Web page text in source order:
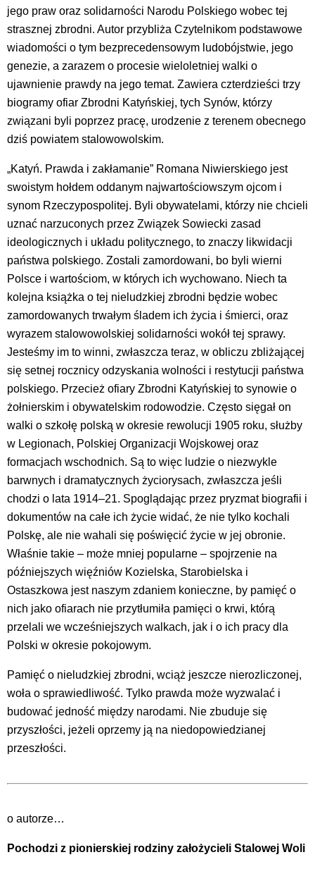
jego praw oraz solidarności Narodu Polskiego wobec tej
strasznej zbrodni. Autor przybliża Czytelnikom podstawowe
wiadomości o tym bezprecedensowym ludobójstwie, jego
genezie, a zarazem o procesie wieloletniej walki o
ujawnienie prawdy na jego temat. Zawiera czterdzieści trzy
biogramy ofiar Zbrodni Katyńskiej, tych Synów, którzy
związani byli poprzez pracę, urodzenie z terenem obecnego
dziś powiatem stalowowolskim.
„Katyń. Prawda i zakłamanie” Romana Niwierskiego jest
swoistym hołdem oddanym najwartościowszym ojcom i
synom Rzeczypospolitej. Byli obywatelami, którzy nie chcieli
uznać narzuconych przez Związek Sowiecki zasad
ideologicznych i układu politycznego, to znaczy likwidacji
państwa polskiego. Zostali zamordowani, bo byli wierni
Polsce i wartościom, w których ich wychowano. Niech ta
kolejna książka o tej nieludzkiej zbrodni będzie wobec
zamordowanych trwałym śladem ich życia i śmierci, oraz
wyrazem stalowowolskiej solidarności wokół tej sprawy.
Jesteśmy im to winni, zwłaszcza teraz, w obliczu zbliżającej
się setnej rocznicy odzyskania wolności i restytucji państwa
polskiego. Przecież ofiary Zbrodni Katyńskiej to synowie o
żołnierskim i obywatelskim rodowodzie. Często sięgał on
walki o szkołę polską w okresie rewolucji 1905 roku, służby
w Legionach, Polskiej Organizacji Wojskowej oraz
formacjach wschodnich. Są to więc ludzie o niezwykle
barwnych i dramatycznych życiorysach, zwłaszcza jeśli
chodzi o lata 1914–21. Spoglądając przez pryzmat biografii i
dokumentów na całe ich życie widać, że nie tylko kochali
Polskę, ale nie wahali się poświęcić życie w jej obronie.
Właśnie takie – może mniej popularne – spojrzenie na
późniejszych więźniów Kozielska, Starobielska i
Ostaszkowa jest naszym zdaniem konieczne, by pamięć o
nich jako ofiarach nie przytłumiła pamięci o krwi, którą
przelali we wcześniejszych walkach, jak i o ich pracy dla
Polski w okresie pokojowym.
Pamięć o nieludzkiej zbrodni, wciąż jeszcze nierozliczonej,
woła o sprawiedliwość. Tylko prawda może wyzwalać i
budować jedność między narodami. Nie zbuduje się
przyszłości, jeżeli oprzemy ją na niedopowiedzianej
przeszłości.
o autorze…
Pochodzi z pionierskiej rodziny założycieli Stalowej Woli